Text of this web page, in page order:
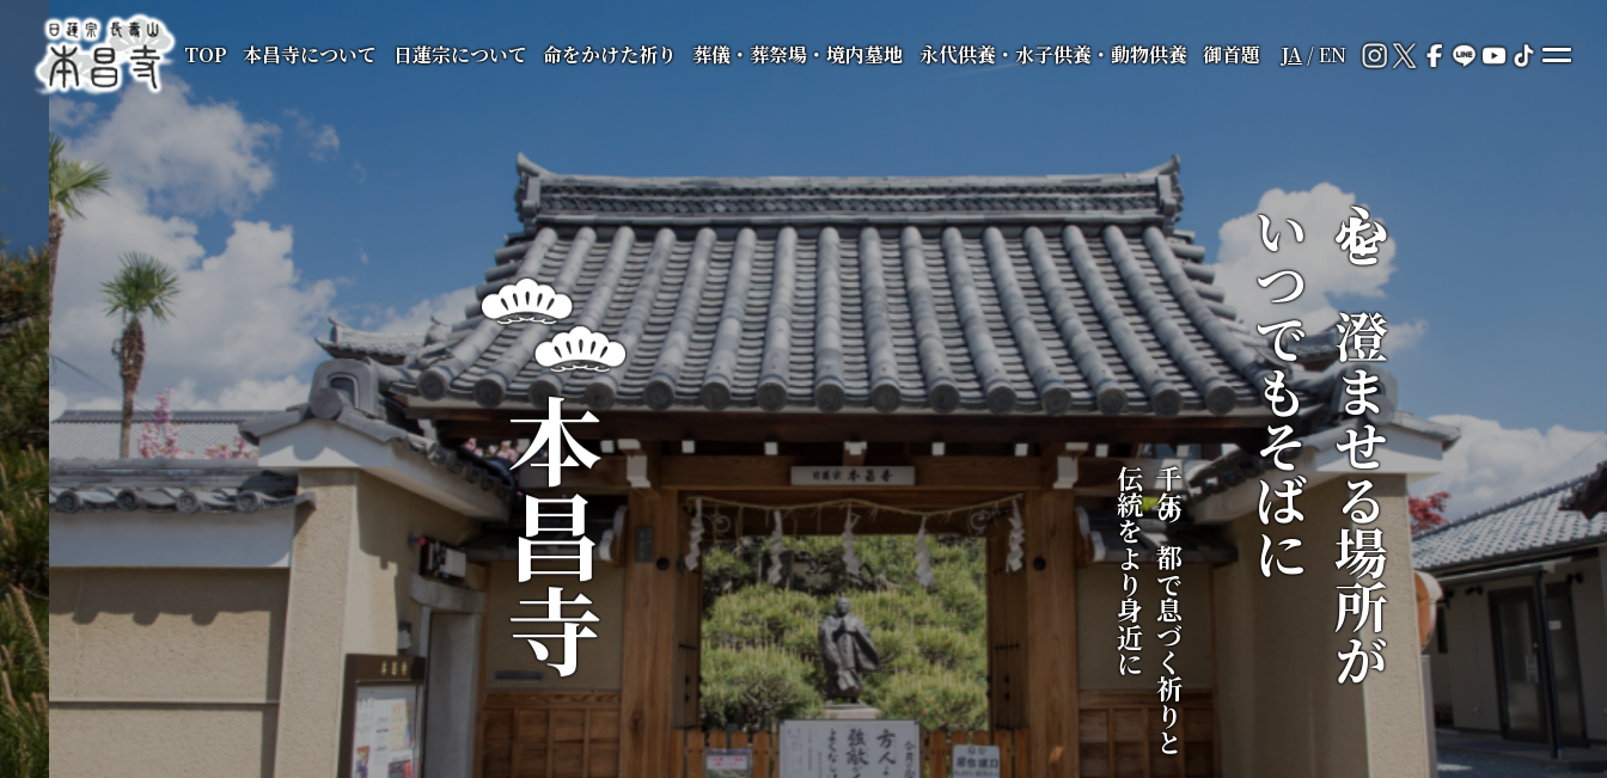
TOP 本昌寺について 日蓮宗について 命をかけた祈り 葬儀・葬祭場・境内墓地 永代供養・水子供養・動物供養 御首題 JA/EN
心を澄ませる場所が
いつでもそばに
千年の都で息づく祈りと
伝統をより身近に
本昌寺